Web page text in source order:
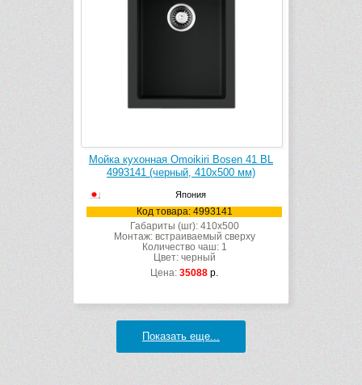
Мойка кухонная Omoikiri Bosen 41 BL
4993141 (черный, 410х500 мм)
Япония
Код товара: 4993141
Габариты (шг): 410x500
Монтаж: встраиваемый сверху
Количество чаш: 1
Цвет: черный
Цена: 35088 р.
Показать еще...